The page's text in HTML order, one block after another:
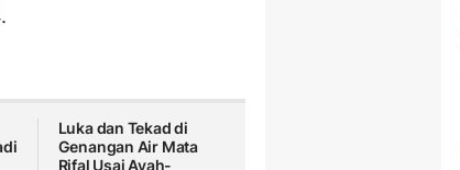
Luka dan Tekad di
Genangan Air Mata
Rifal Usai Ayah-